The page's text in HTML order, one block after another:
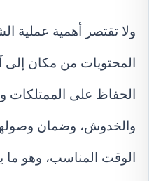
ولا تقتصر أهمية عملية
المحتويات من مكان إلى
الحفاظ على الممتلكات
والخدوش، وضمان
الوقت المناسب، وهو